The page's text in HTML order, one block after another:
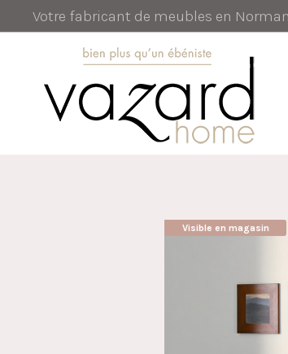
Votre fabricant de meubles en
Visible en magasin